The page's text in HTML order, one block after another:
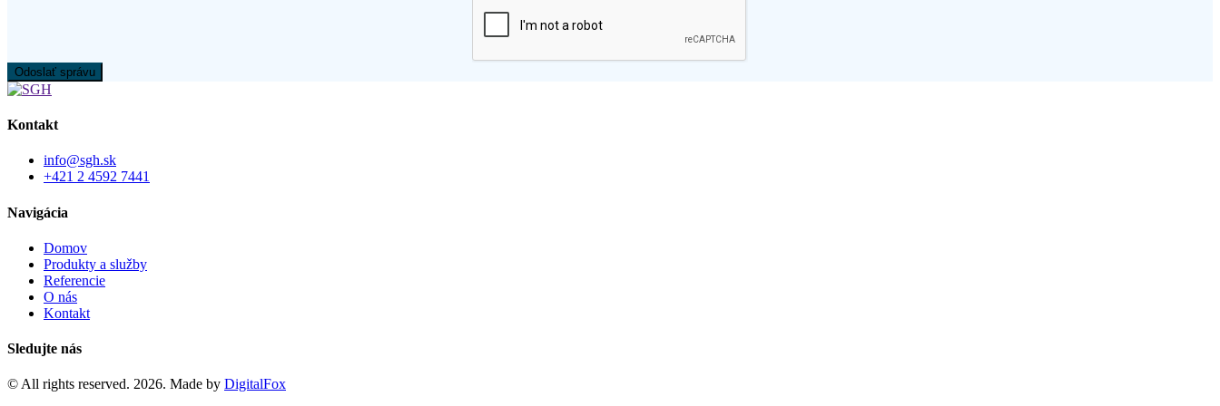
Odoslať správu
Kontakt
info@sgh.sk
+421 2 4592 7441
Navigácia
Domov
Produkty a služby
Referencie
O nás
Kontakt
Sledujte nás
© All rights reserved. 2026. Made by DigitalFox